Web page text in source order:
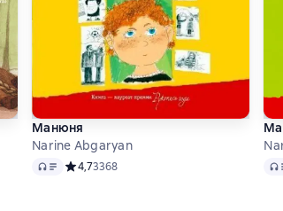
46 оценок
Манюня
Narine Abgaryan
Audio Средний рейтинг 4,7 на основе 3368
4,73368